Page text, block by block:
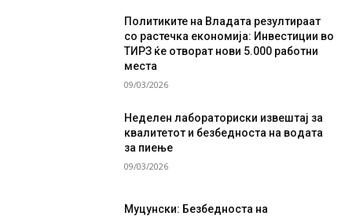
Политиките на Владата резултираат
со растечка економија: Инвестиции во
ТИРЗ ќе отворат нови 5.000 работни
места
09/03/2026
Неделен лабораториски извештај за
квалитетот и безбедноста на водата
за пиење
09/03/2026
Муцунски: Безбедноста на